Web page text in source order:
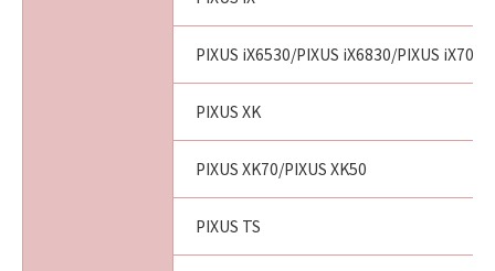
PIXUS iX6530/PIXUS iX6830/PIXUS iX7000
PIXUS XK
PIXUS XK70/PIXUS XK50
PIXUS TS